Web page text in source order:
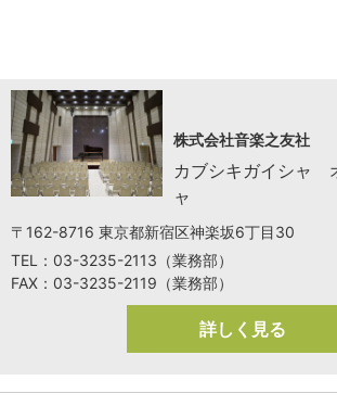
株式会社音楽之友社
カブシキガイシャ
ャ
〒162-8716 東京都新宿区神楽坂6丁目30
TEL：03-3235-2113（業務部）
FAX：03-3235-2119（業務部）
詳しく見る